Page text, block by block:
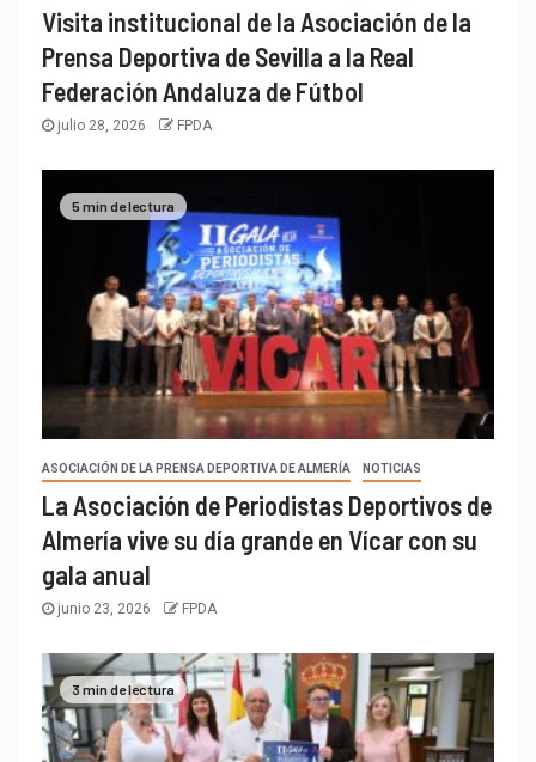
Visita institucional de la Asociación de la
Prensa Deportiva de Sevilla a la Real
Federación Andaluza de Fútbol
julio 28, 2026 FPDA
5 min de lectura
ASOCIACIÓN DE LA PRENSA DEPORTIVA DE ALMERÍA NOTICIAS
La Asociación de Periodistas Deportivos de
Almería vive su día grande en Vícar con su
gala anual
junio 23, 2026 FPDA
3 min de lectura